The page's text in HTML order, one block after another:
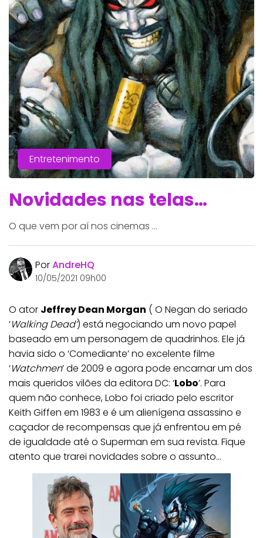
Entretenimento
Novidades nas telas…
O que vem por aí nos cinemas ...
PorAndreHQ
10/05/2021 09h00
O ator Jeffrey Dean Morgan ( O Negan do seriado
‘Walking Dead’) está negociando um novo papel
baseado em um personagem de quadrinhos. Ele já
havia sido o ‘Comediante’ no excelente filme
‘Watchmen’ de 2009 e agora pode encarnar um dos
mais queridos vilões da editora DC: ‘Lobo’. Para
quem não conhece, Lobo foi criado pelo escritor
Keith Giffen em 1983 e é um alienígena assassino e
caçador de recompensas que já enfrentou em pé
de igualdade até o Superman em sua revista. Fique
atento que trarei novidades sobre o assunto…